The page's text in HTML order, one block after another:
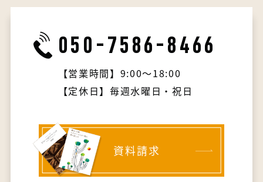
050-7586-8466
【営業時間】9:00～18:00
【定休日】毎週水曜日・祝日
資料請求